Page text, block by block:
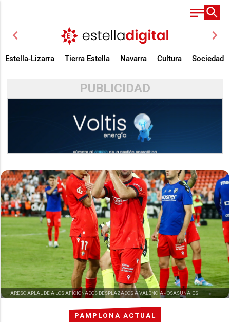
chevron_left chevron_right
Estella-Lizarra Tierra Estella Navarra Cultura Sociedad
PUBLICIDAD
PAMPLONA ACTUAL
ARESO APLAUDE A LOS AFICIONADOS DESPLAZADOS A VALENCIA -OSASUNA.ES